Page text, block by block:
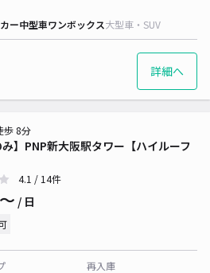
ー中型車ワンボックス大型車・SUV
詳細へ
み】PNP新大阪駅タワー【ハイルーフ
歩 8分
4.1 / 14件
/ 日
再入庫